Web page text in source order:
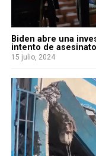
Biden abre una
intento de
15 julio, 2024